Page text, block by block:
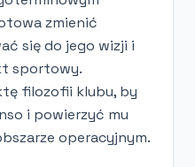
zmienić
się do jego wizji i
sportowy.
filozofii klubu, by
i powierzyć mu
operacyjnym.